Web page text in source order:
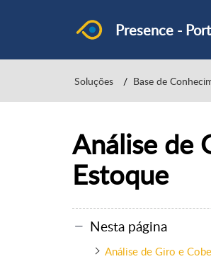
Presence -
Soluções Base de
Análise de
Estoque
Nesta página
Análise de Giro e